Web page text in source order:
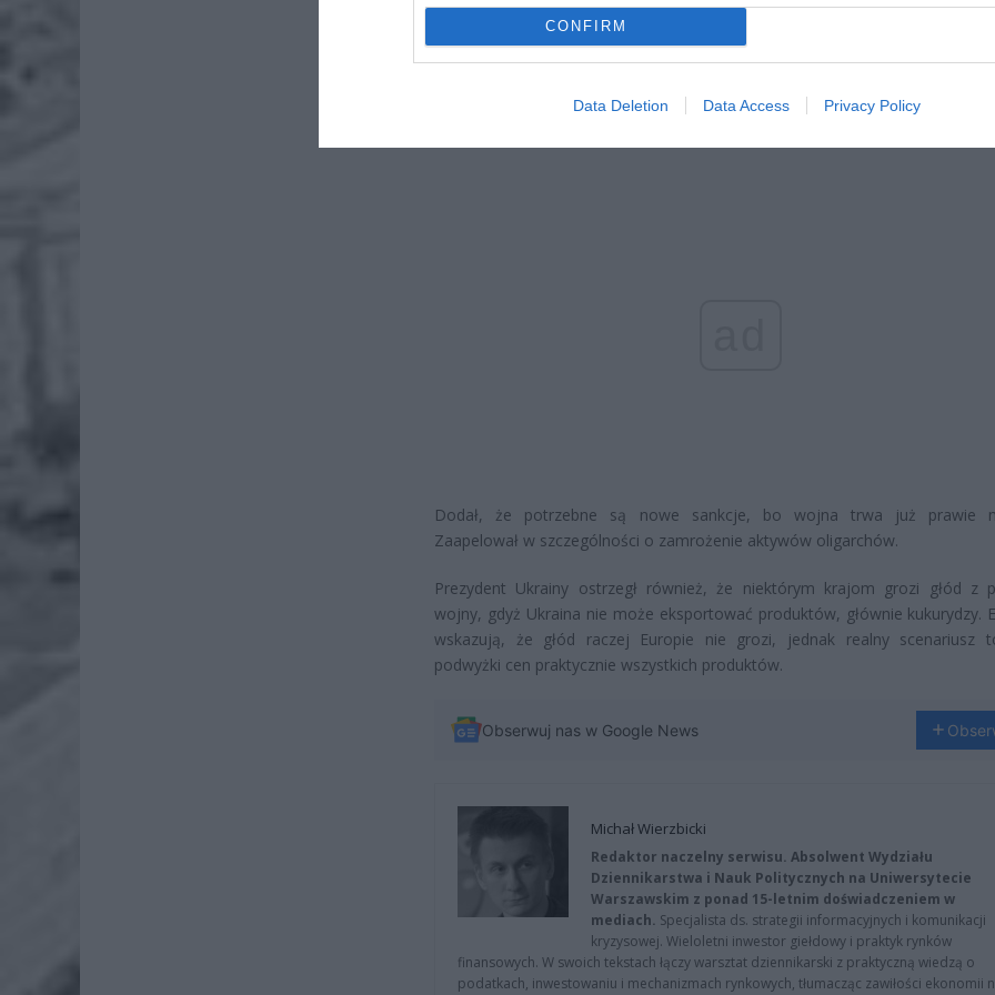
CONFIRM
Data Deletion Data Access Privacy Policy
4 sierpnia 2026 16:06
Pieniądze dla milionów polskich rodzin. ZUS wypłacił już 173 mln
Wnioski wciąż można składać
Dodał, że potrzebne są nowe sankcje, bo wojna trwa już prawie
Zaapelował w szczególności o zamrożenie aktywów oligarchów.
Prezydent Ukrainy ostrzegł również, że niektórym krajom grozi głód z
wojny, gdyż Ukraina nie może eksportować produktów, głównie kukurydzy.
wskazują, że głód raczej Europie nie grozi, jednak realny scenariusz
podwyżki cen praktycznie wszystkich produktów.
Obserwuj nas w Google News
Michał Wierzbicki
Redaktor naczelny serwisu. Absolwent Wydziału
Dziennikarstwa i Nauk Politycznych na Uniwersytecie
Warszawskim z ponad 15-letnim doświadczeniem w
mediach. Specjalista ds. strategii informacyjnych i komunikacji
kryzysowej. Wieloletni inwestor giełdowy i praktyk rynków
finansowych. W swoich tekstach łączy warsztat dziennikarski z praktyczną wiedzą o
podatkach, inwestowaniu i mechanizmach rynkowych, tłumacząc zawiłości ekonomii